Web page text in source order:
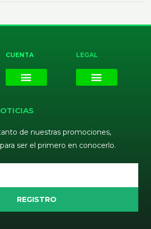
CUENTA LEGAL
de nuestras promociones,
ser el primero en conocerlo.
REGISTRO